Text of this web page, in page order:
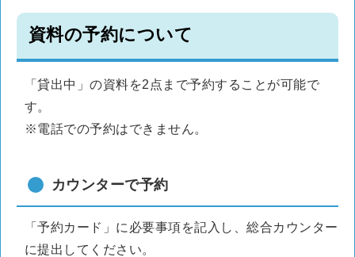
資料の予約について
「貸出中」の資料を2点まで予約することが可能で
す。
※電話での予約はできません。
カウンターで予約
「予約カード」に必要事項を記入し、総合カウンター
に提出してください。